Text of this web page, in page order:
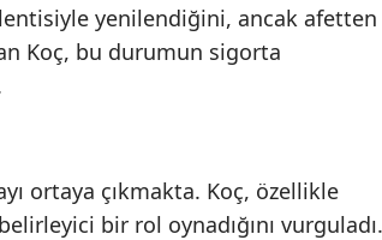
Rize
Sinop
yenilendiğini, ancak afetten
Koç, bu durumun sigorta
ortaya çıkmakta. Koç, özellikle
bir rol oynadığını vurguladı.